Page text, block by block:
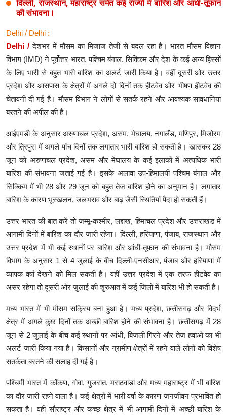
दिल्ली, राजस्थान, महाराष्ट्र समेत कई राज्यों में बारिश और आंधी-तूफान
की संभावना।
Delhi / Delhi :
Delhi /देशभर में मौसम का मिजाज तेजी से बदल रहा है। भारत मौसम विज्ञान
विभाग (IMD) ने पूर्वोत्तर भारत, पश्चिम बंगाल, सिक्किम और देश के कई अन्य हिस्सों
के लिए भारी से बहुत भारी बारिश का अलर्ट जारी किया है। वहीं दूसरी ओर उत्तर
प्रदेश और आसपास के क्षेत्रों में अगले दो दिनों तक हीटवेव और भीषण हीटवेव की
चेतावनी दी गई है। मौसम विभाग ने लोगों से सतर्क रहने और आवश्यक सावधानियां
बरतने की अपील की है।
आईएमडी के अनुसार अरुणाचल प्रदेश, असम, मेघालय, नगालैंड, मणिपुर, मिजोरम
और त्रिपुरा में अगले पांच दिनों तक लगातार भारी बारिश हो सकती है। खासकर 28
जून को अरुणाचल प्रदेश, असम और मेघालय के कई इलाकों में अत्यधिक भारी
बारिश की संभावना जताई गई है। इसके अलावा उप-हिमालयी पश्चिम बंगाल और
सिक्किम में भी 28 और 29 जून को बहुत तेज बारिश होने का अनुमान है। लगातार
बारिश के कारण भूस्खलन, जलभराव और बाढ़ जैसी स्थितियां पैदा हो सकती हैं।
उत्तर भारत की बात करें तो जम्मू-कश्मीर, लद्दाख, हिमाचल प्रदेश और उत्तराखंड में
आगामी दिनों में बारिश का दौर जारी रहेगा। दिल्ली, हरियाणा, पंजाब, राजस्थान और
उत्तर प्रदेश में भी कई स्थानों पर बारिश और आंधी-तूफान की संभावना है। मौसम
विभाग के अनुसार 1 से 4 जुलाई के बीच दिल्ली-एनसीआर, पंजाब और हरियाणा में
व्यापक वर्षा देखने को मिल सकती है। वहीं उत्तर प्रदेश में एक तरफ हीटवेव का
असर रहेगा तो दूसरी ओर जुलाई की शुरुआत में कई जिलों में बारिश भी हो सकती है।
मध्य भारत में भी मौसम सक्रिय बना हुआ है। मध्य प्रदेश, छत्तीसगढ़ और विदर्भ
क्षेत्र में अगले कुछ दिनों तक अच्छी बारिश होने की संभावना है। छत्तीसगढ़ में 28
जून से 2 जुलाई के बीच कई स्थानों पर आंधी, बिजली गिरने और तेज हवाओं का भी
अलर्ट जारी किया गया है। किसानों और ग्रामीण क्षेत्रों में रहने वाले लोगों को विशेष
सतर्कता बरतने की सलाह दी गई है।
पश्चिमी भारत में कोंकण, गोवा, गुजरात, मराठवाड़ा और मध्य महाराष्ट्र में भी बारिश
का दौर जारी रहने वाला है। कई क्षेत्रों में भारी वर्षा के कारण जनजीवन प्रभावित हो
सकता है। वहीं सौराष्ट्र और कच्छ क्षेत्र में भी आगामी दिनों में अच्छी बारिश के